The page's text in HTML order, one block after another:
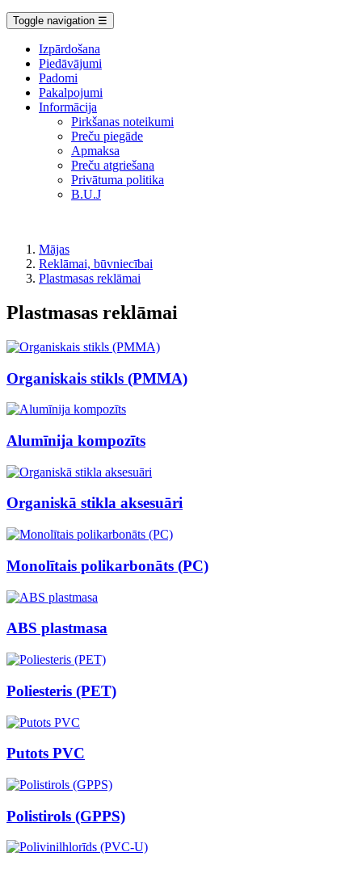
Toggle navigation ☰
Izpārdošana
Piedāvājumi
Padomi
Pakalpojumi
Informācija
Pirkšanas noteikumi
Preču piegāde
Apmaksa
Preču atgriešana
Privātuma politika
B.U.J
Mājas
Reklāmai, būvniecībai
Plastmasas reklāmai
Plastmasas reklāmai
Organiskais stikls (PMMA)
Alumīnija kompozīts
Organiskā stikla aksesuāri
Monolītais polikarbonāts (PC)
ABS plastmasa
Poliesteris (PET)
Putots PVC
Polistirols (GPPS)